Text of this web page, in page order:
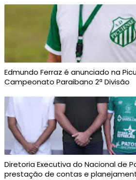
Edmundo Ferraz é anunciado na
Campeonato Paraibano 2ª Divisão
Diretoria Executiva do Nacional de
prestação de contas e